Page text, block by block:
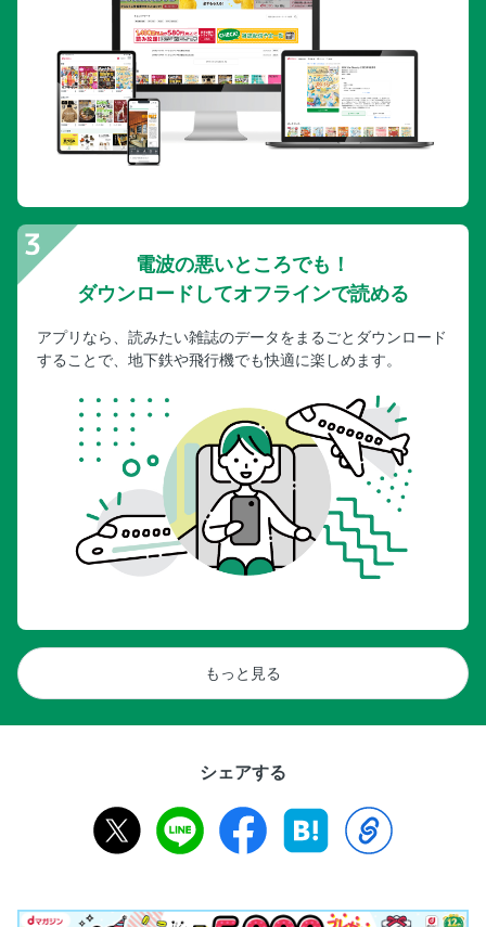
鹿児島ドライブMAP
鹿児島ドライブMAP／鹿児島県全体図
鹿児島ドライブMAP／広域MAP／霧島・川内・出水
鹿児島ドライブMAP／広域MAP／鹿児島タウン・桜島・指
鹿児島ドライブMAP／詳細MAP／枕崎・知覧・大隅半島／
霧島
鹿児島ドライブMAP／ドライブ便利カタログ／道の駅20ス
ポット
ド／日帰り温泉
電波の悪いところでも！
ダウンロードしてオフラインで読める
アプリなら、読みたい雑誌のデータをまるごとダウンロード
することで、地下鉄や飛行機でも快適に楽しめます。
もっと見る
シェアする